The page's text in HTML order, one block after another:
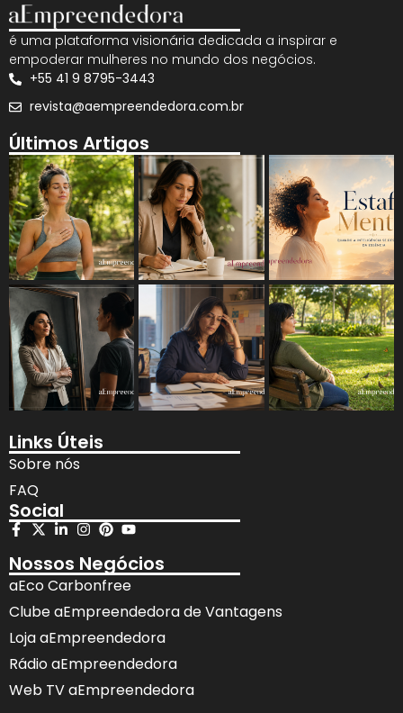
é uma plataforma visionária dedicada a inspirar e
empoderar mulheres no mundo dos negócios.
+55 41 9 8795-3443
revista@aempreendedora.com.br
Últimos Artigos
Links Úteis
Sobre nós
FAQ
Social
Nossos Negócios
aEco Carbonfree
Clube aEmpreendedora de Vantagens
Loja aEmpreendedora
Rádio aEmpreendedora
Web TV aEmpreendedora